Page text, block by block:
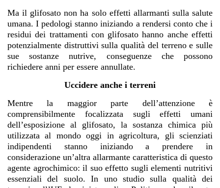
Ma il glifosato non ha solo effetti allarmanti sulla salute
umana. I pedologi stanno iniziando a rendersi conto che i
residui dei trattamenti con glifosato hanno anche effetti
potenzialmente distruttivi sulla qualità del terreno e sulle
sue sostanze nutrive, conseguenze che possono
richiedere anni per essere annullate.
Uccidere anche i terreni
Mentre la maggior parte dell’attenzione è
comprensibilmente focalizzata sugli effetti umani
dell’esposizione al glifosato, la sostanza chimica più
utilizzata al mondo oggi in agricoltura, gli scienziati
indipendenti stanno iniziando a prendere in
considerazione un’altra allarmante caratteristica di questo
agente agrochimico: il suo effetto sugli elementi nutritivi
essenziali del suolo. In uno studio sulla qualità dei